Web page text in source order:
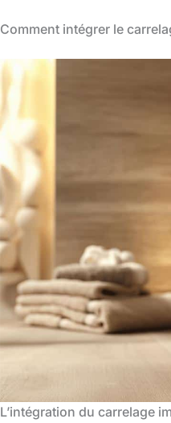
Comment intégrer le
L’intégration du carrelage